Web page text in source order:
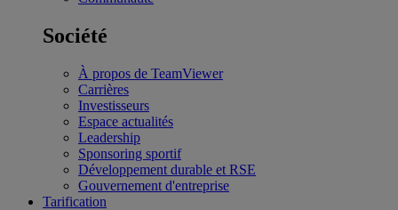
Société
À propos de TeamViewer
Carrières
Investisseurs
Espace actualités
Leadership
Sponsoring sportif
Développement durable et RSE
Gouvernement d'entreprise
Tarification